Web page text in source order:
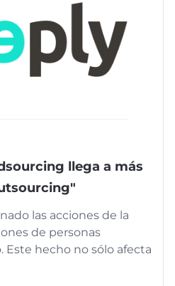
llega a más
las acciones de la
de personas
hecho no sólo afecta